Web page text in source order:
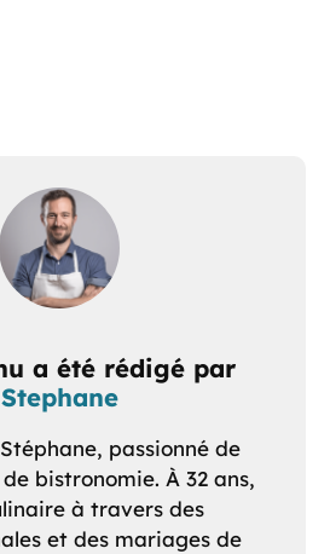
a été rédigé par
Stephane
passionné de
bistronomie. À 32 ans,
à travers des
et des mariages de